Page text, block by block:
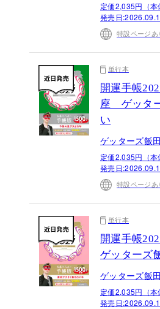
定価2,035円（本
発売日:
特設ページあ
単行本
開運手帳
座 ゲッタ
い
ゲッターズ飯田
定価2,035円（本
発売日:
特設ページあ
単行本
開運手帳
ゲッターズ
ゲッターズ飯田
定価2,035円（本
発売日: